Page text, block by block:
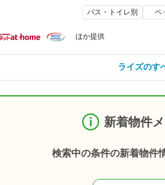
バス・トイレ別 ペ
ほか提供
ライズのす
新着物件
検索中の条件の新着物件